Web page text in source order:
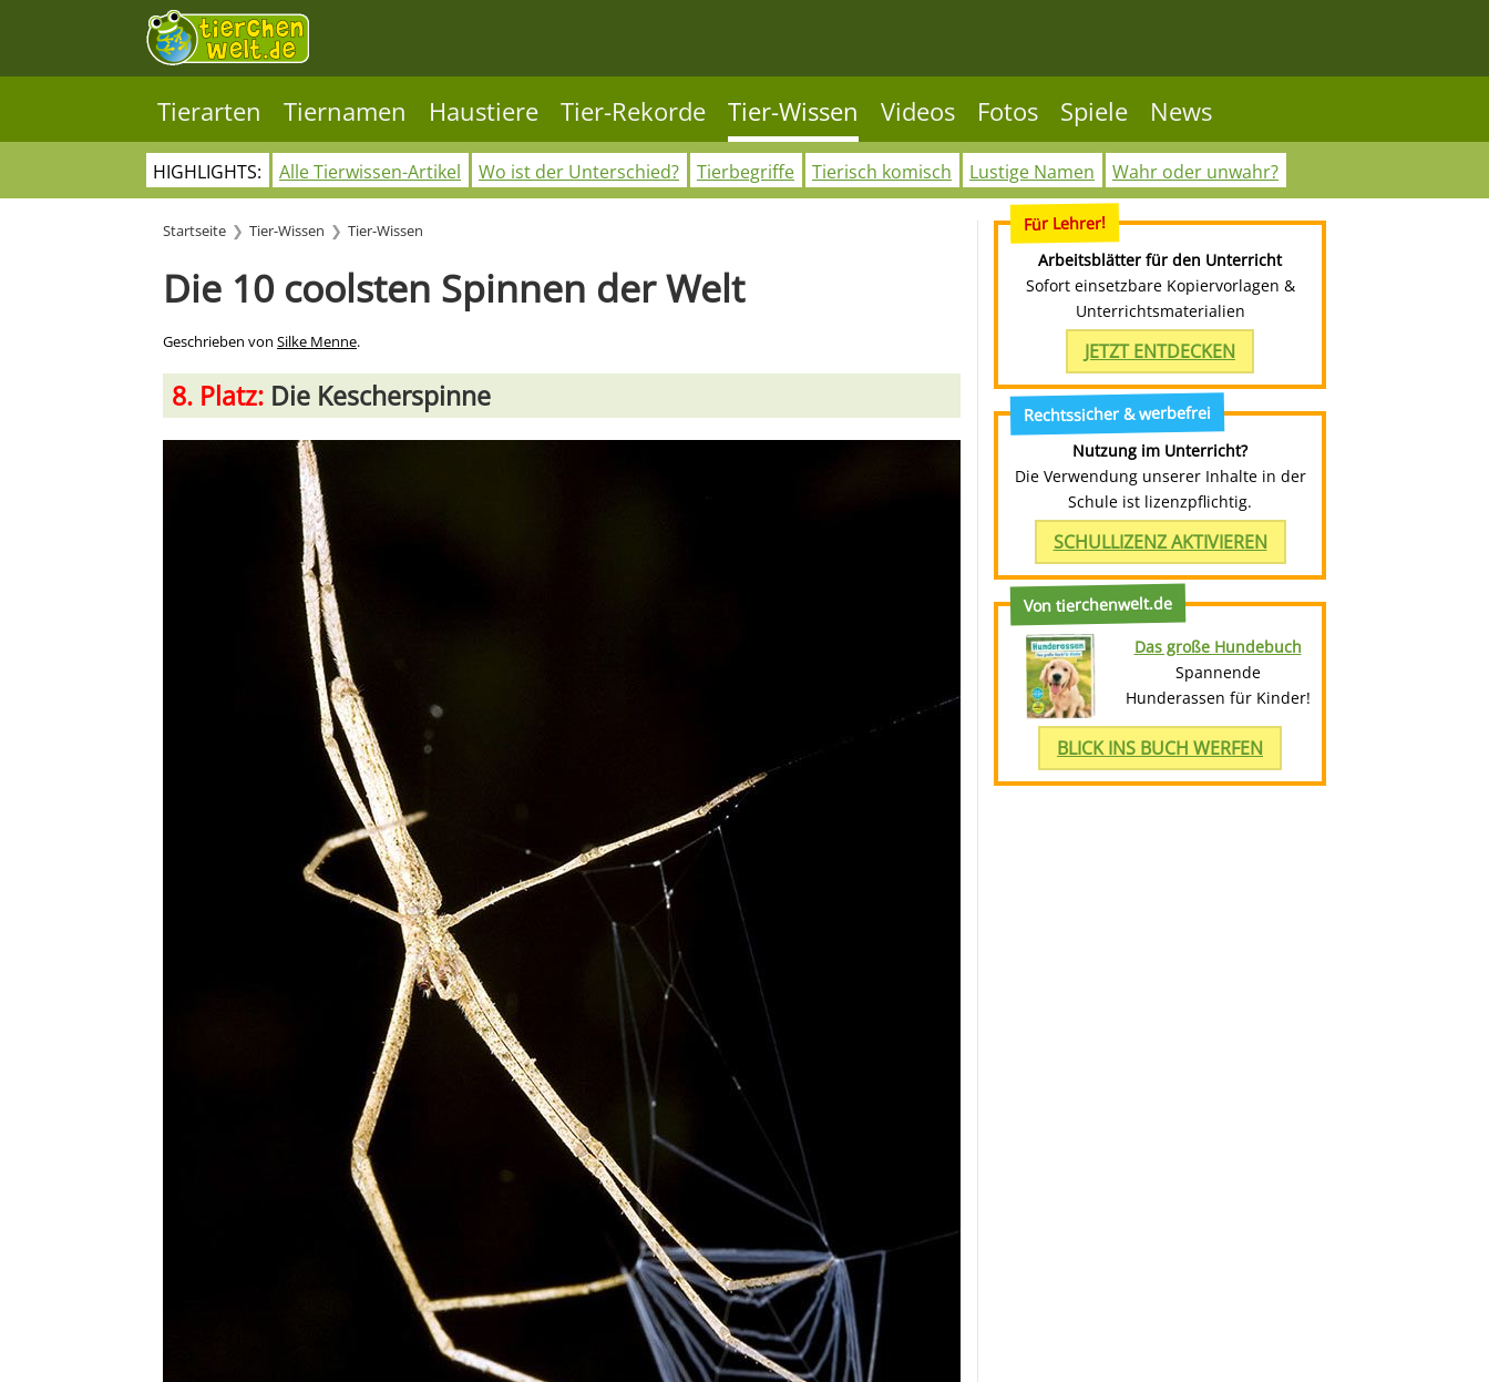
Tierarten Tiernamen Haustiere Tier-Rekorde Tier-Wissen Videos Fotos Spiele News
HIGHLIGHTS: Alle Tierwissen-Artikel Wo ist der Unterschied? Tierbegriffe Tierisch komisch Lustige Namen Wahr oder unwahr?
Startseite Tier-Wissen Tier-Wissen
Die 10 coolsten Spinnen der Welt
Geschrieben von Silke Menne.
8. Platz: Die Kescherspinne
Für Lehrer!
Arbeitsblätter für den Unterricht
Sofort einsetzbare Kopiervorlagen &
Unterrichtsmaterialien
JETZT ENTDECKEN
Rechtssicher & werbefrei
Nutzung im Unterricht?
Die Verwendung unserer Inhalte in der
Schule ist lizenzpflichtig.
SCHULLIZENZ AKTIVIEREN
Von tierchenwelt.de
Das große Hundebuch
Spannende
Hunderassen für Kinder!
BLICK INS BUCH WERFEN